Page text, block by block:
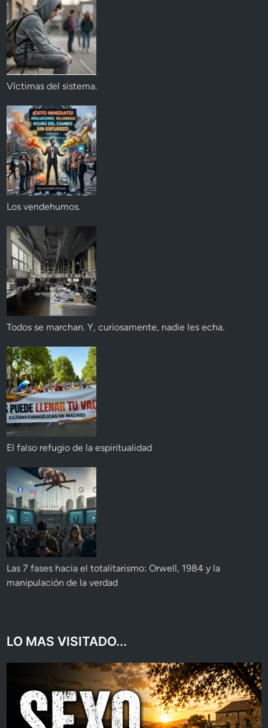
Víctimas del sistema.
Los vendehumos.
Todos se marchan. Y, curiosamente, nadie les echa.
El falso refugio de la espiritualidad
Las 7 fases hacia el totalitarismo: Orwell, 1984 y la
manipulación de la verdad
LO MAS VISITADO...